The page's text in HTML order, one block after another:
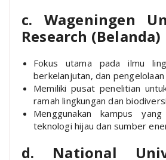
c. Wageningen
Research (Belanda)
Fokus utama pada ilmu
berkelanjutan, dan
Memiliki pusat penelitian
ramah lingkungan dan
Menggunakan kampus
teknologi hijau dan sumber
d. National